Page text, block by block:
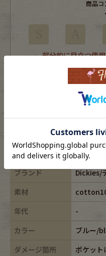
商品コ
部分的に目立つ使
※USEDですので使用感などござい
古着という事をご理解の上ご注文
※全体に色あせがございます。
※古着は洗濯、検品などのケアを行
表記サイズ
32X32
ブランド
Dickies/
素材
年代
-
カラー
ブルー/
ダメージ箇所
ポケット